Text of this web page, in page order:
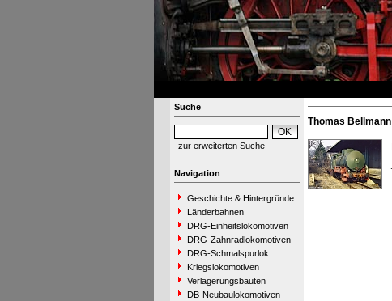
Suche
zur erweiterten Suche
Navigation
Geschichte & Hintergründe
Länderbahnen
DRG-Einheitslokomotiven
DRG-Zahnradlokomotiven
DRG-Schmalspurlok.
Kriegslokomotiven
Verlagerungsbauten
DB-Neubaulokomotiven
Thomas Bellmann